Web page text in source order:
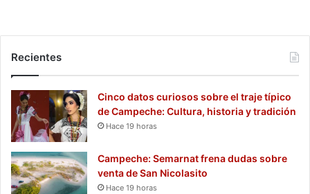
Recientes
Cinco datos curiosos sobre el traje típico
de Campeche: Cultura, historia y tradición
Hace 19 horas
Campeche: Semarnat frena dudas sobre
venta de San Nicolasito
Hace 19 horas